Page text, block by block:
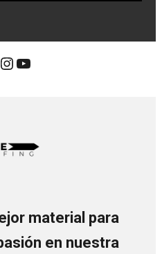
material para
en nuestra